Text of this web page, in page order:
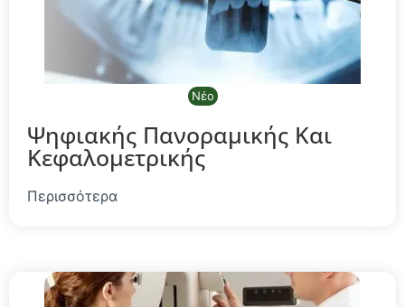
Νέο
Ψηφιακής Πανοραμικής Και
Κεφαλομετρικής
Περισσότερα